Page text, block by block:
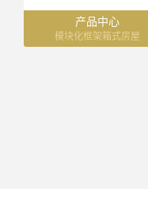
产品中心
模块化框架箱式房屋